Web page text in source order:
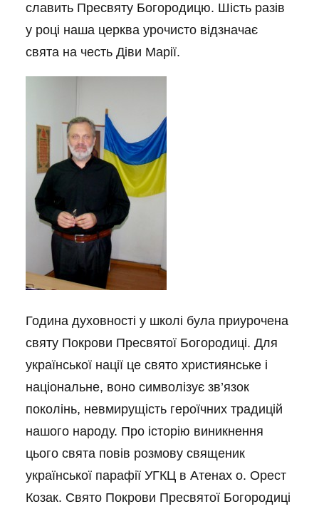
славить Пресвяту Богородицю. Шість разів
у році наша церква урочисто відзначає
свята на честь Діви Марії.
Година духовності у школі була приурочена
святу Покрови Пресвятої Богородиці. Для
української нації це свято християнське і
національне, воно символізує зв’язок
поколінь, невмирущість героїчних традицій
нашого народу. Про історію виникнення
цього свята повів розмову священик
української парафії УГКЦ в Атенах о. Орест
Козак. Свято Покрови Пресвятої Богородиці